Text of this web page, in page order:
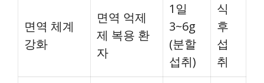
면역 체계
강화
면역 억제
제 복용 환
자
1일
3~6g
(분할
섭취)
식
후
섭
취